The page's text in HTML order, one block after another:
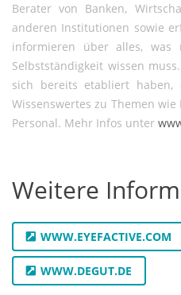
Berater von Banken,
anderen Institutionen sowie
informieren über alles,
Selbstständigkeit wissen
sich bereits etabliert
Wissenswertes zu Themen
Personal. Mehr Infos unter
Weitere
WWW.EYEFACTIVE.COM
WWW.DEGUT.DE